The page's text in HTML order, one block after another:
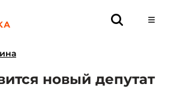
новый депутат